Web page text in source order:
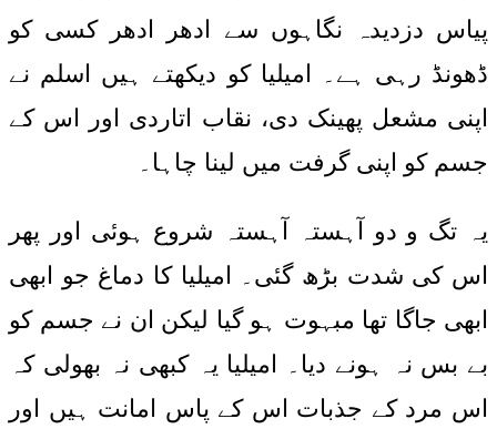
پیاس دزدیدہ نگاہوں سے ادھر ادھر کسی کو
ڈھونڈ رہی ہے۔ امیلیا کو دیکھتے ہیں اسلم نے
اپنی مشعل پھینک دی، نقاب اتاردی اور اس کے
جسم کو اپنی گرفت میں لینا چاہا۔
یہ تگ و دو آہستہ آہستہ شروع ہوئی اور پھر
اس کی شدت بڑھ گئی۔ امیلیا کا دماغ جو ابھی
ابھی جاگا تھا مبہوت ہو گیا لیکن ان نے جسم کو
بے بس نہ ہونے دیا۔ امیلیا یہ کبھی نہ بھولی کہ
اس مرد کے جذبات اس کے پاس امانت ہیں اور